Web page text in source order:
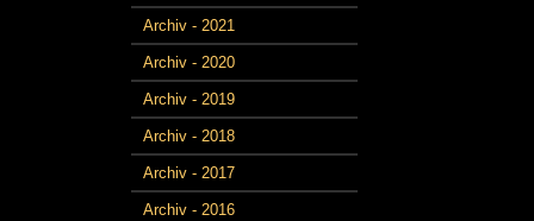
Archiv - 2021
Archiv - 2020
Archiv - 2019
Archiv - 2018
Archiv - 2017
Archiv - 2016